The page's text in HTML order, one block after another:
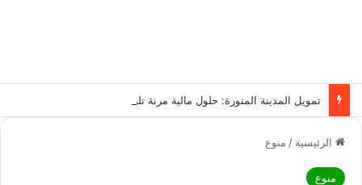
الرئيسية / منوع
منوع